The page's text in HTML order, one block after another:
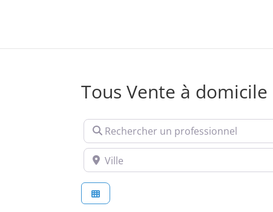
Tous Vente à domicile
Rechercher un professionnel
Ville